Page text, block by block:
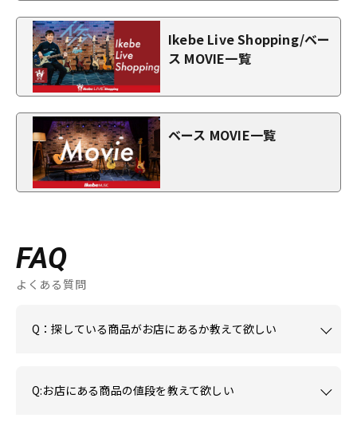
Ikebe Live Shopping/ベー
ス MOVIE一覧
ベース MOVIE一覧
FAQ
よくある質問
Q：探している商品がお店にあるか教えて欲しい
Q:お店にある商品の値段を教えて欲しい